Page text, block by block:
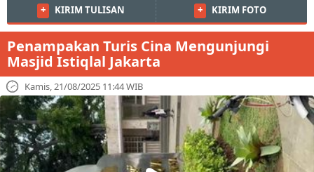
+ KIRIM TULISAN + KIRIM FOTO
Penampakan Turis Cina Mengunjungi
Masjid Istiqlal Jakarta
Kamis, 21/08/2025 11:44 WIB